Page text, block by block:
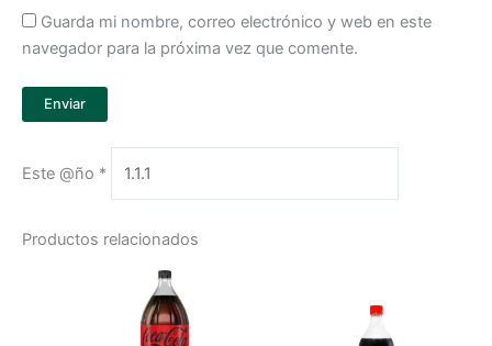
Guarda mi nombre, correo electrónico y web en este
navegador para la próxima vez que comente.
Este @ño *
Productos relacionados